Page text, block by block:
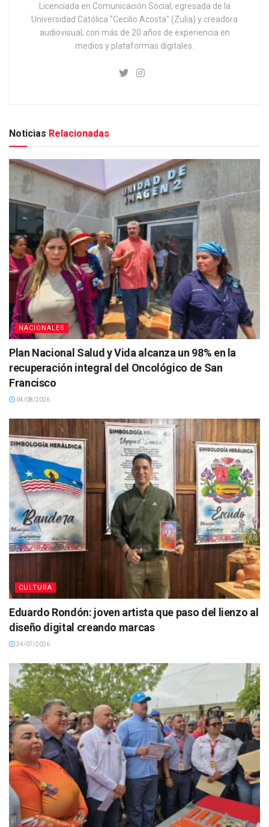
Licenciada en Comunicación Social, egresada de la
Universidad Católica "Cecilio Acosta" (Zulia) y creadora
audiovisual, con más de 20 años de experiencia en
medios y plataformas digitales.
Noticias Relacionadas
NACIONALES
Plan Nacional Salud y Vida alcanza un 98% en la
recuperación integral del Oncológico de San
Francisco
04/08/2026
CULTURA
Eduardo Rondón: joven artista que paso del lienzo al
diseño digital creando marcas
24/07/2026